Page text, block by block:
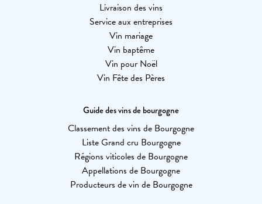
Livraison des vins
Service aux entreprises
Vin mariage
Vin baptême
Vin pour Noël
Vin Fête des Pères
Guide des vins de bourgogne
Classement des vins de Bourgogne
Liste Grand cru Bourgogne
Régions viticoles de Bourgogne
Appellations de Bourgogne
Producteurs de vin de Bourgogne